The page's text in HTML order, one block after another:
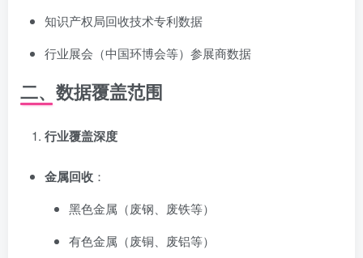
知识产权局回收技术专利数据
行业展会（中国环博会等）参展商数据
二、数据覆盖范围
行业覆盖深度
金属回收 ：
黑色金属（废钢、废铁等）
有色金属（废铜、废铝等）